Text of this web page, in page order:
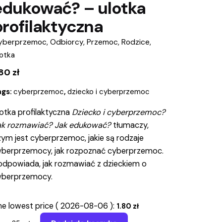
– ulotka
, Odbiorcy, Przemoc, Rodzice,
zł
cyberprzemoc, dziecko i cyberprzemoc
profilaktyczna Dziecko i cyberprzemoc?
rozmawiać? Jak edukować?tłumaczy,
jest cyberprzemoc, jakie są rodzaje
jak rozpoznać cyberprzemoc.
jak rozmawiać z dzieckiem o
lowest price (2026-08-06 ): 1.80 zł